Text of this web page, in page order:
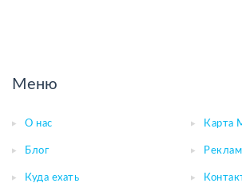
Меню
О нас Карта
Блог
Куда ехать